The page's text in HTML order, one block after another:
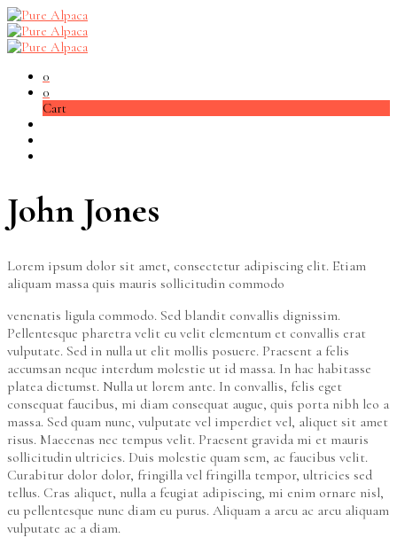
0
0
Cart
John Jones
Lorem ipsum dolor sit amet, consectetur adipiscing elit. Etiam
aliquam massa quis mauris sollicitudin commodo
venenatis ligula commodo. Sed blandit convallis dignissim.
Pellentesque pharetra velit eu velit elementum et convallis erat
vulputate. Sed in nulla ut elit mollis posuere. Praesent a felis
accumsan neque interdum molestie ut id massa. In hac habitasse
platea dictumst. Nulla ut lorem ante. In convallis, felis eget
consequat faucibus, mi diam consequat augue, quis porta nibh leo a
massa. Sed quam nunc, vulputate vel imperdiet vel, aliquet sit amet
risus. Maecenas nec tempus velit. Praesent gravida mi et mauris
sollicitudin ultricies. Duis molestie quam sem, ac faucibus velit.
Curabitur dolor dolor, fringilla vel fringilla tempor, ultricies sed
tellus. Cras aliquet, nulla a feugiat adipiscing, mi enim ornare nisl,
eu pellentesque nunc diam eu purus. Aliquam a arcu ac arcu aliquam
vulputate ac a diam.